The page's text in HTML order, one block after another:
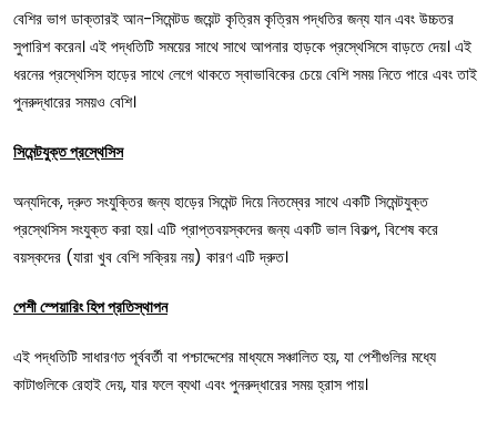
বেশির ভাগ ডাক্তারই আন-সিমেন্টড জয়েন্ট কৃত্রিম কৃত্রিম পদ্ধতির জন্য যান এবং উচ্চতর
সুপারিশ করেন। এই পদ্ধতিটি সময়ের সাথে সাথে আপনার হাড়কে প্রস্থেসিসে বাড়তে দেয়। এই
ধরনের প্রস্থেসিস হাড়ের সাথে লেগে থাকতে স্বাভাবিকের চেয়ে বেশি সময় নিতে পারে এবং তাই
পুনরুদ্ধারের সময়ও বেশি।
সিমেন্টযুক্ত প্রস্থেসিস
অন্যদিকে, দ্রুত সংযুক্তির জন্য হাড়ের সিমেন্ট দিয়ে নিতম্বের সাথে একটি সিমেন্টযুক্ত
প্রস্থেসিস সংযুক্ত করা হয়। এটি প্রাপ্তবয়স্কদের জন্য একটি ভাল বিকল্প, বিশেষ করে
বয়স্কদের (যারা খুব বেশি সক্রিয় নয়) কারণ এটি দ্রুত।
পেশী স্পেয়ারিং হিপ প্রতিস্থাপন
এই পদ্ধতিটি সাধারণত পূর্ববর্তী বা পশ্চাদ্দেশের মাধ্যমে সঞ্চালিত হয়, যা পেশীগুলির মধ্যে
কাটাগুলিকে রেহাই দেয়, যার ফলে ব্যথা এবং পুনরুদ্ধারের সময় হ্রাস পায়।